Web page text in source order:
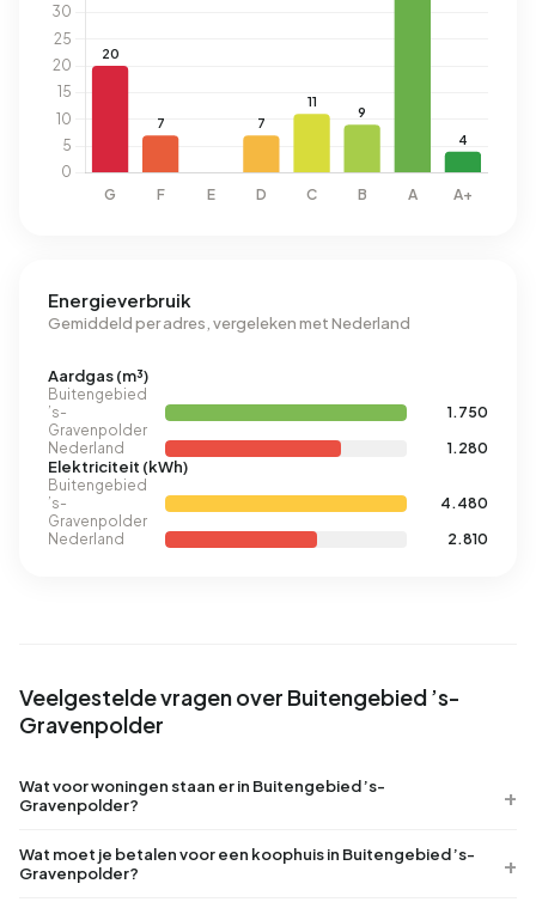
Energieverbruik
Gemiddeld per adres, vergeleken met Nederland
Aardgas (m³)
Buitengebied
’s-
Gravenpolder
1.750
Nederland
1.280
Elektriciteit (kWh)
Buitengebied
’s-
Gravenpolder
4.480
Nederland
2.810
Veelgestelde vragen over Buitengebied ’s-
Gravenpolder
Wat voor woningen staan er in Buitengebied ’s-
Gravenpolder?
Wat moet je betalen voor een koophuis in Buitengebied ’s-
Gravenpolder?